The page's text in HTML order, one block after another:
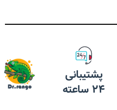
پشتیبانی
24 ساعته